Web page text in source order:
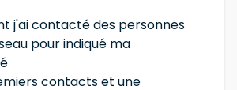
j'ai contacté des personnes
pour indiqué ma
contacts et une